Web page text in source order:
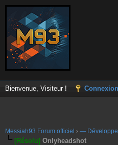
Bienvenue, Visiteur ! Connexion
Messiah93 Forum officiel › —
[Résolu] Onlyheadshot